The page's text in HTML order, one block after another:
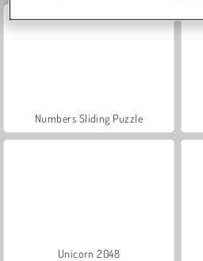
Numbers Sliding Puzzle
Unicorn 2048